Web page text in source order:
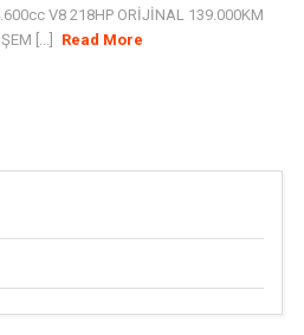
V8 218HP ORİJİNAL 139.000KM
[...]
Read More